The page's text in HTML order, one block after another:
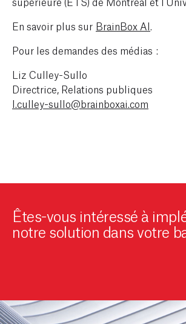
En savoir plus sur BrainBox AI
Pour les demandes des médias :
Liz Culley-Sullo
Directrice, Relations publiques
l.culley-sullo@brainboxai.com
Êtes-vous intéressé à
notre solution dans votre